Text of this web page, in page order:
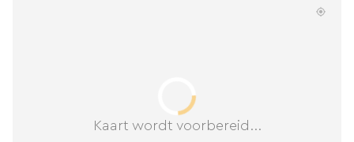
Kaart wordt voorbereid...